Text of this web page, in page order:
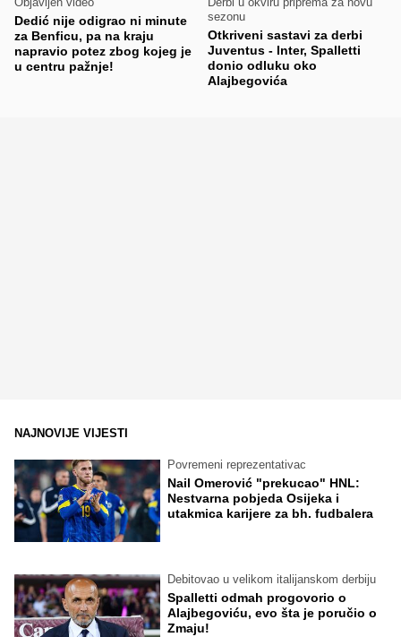
Dedić nije odigrao ni minute
za Benficu, pa na kraju
napravio potez zbog kojeg je
u centru pažnje!
sezonu
Otkriveni sastavi za derbi
Juventus - Inter, Spalletti
donio odluku oko
Alajbegovića
NAJNOVIJE VIJESTI
Povremeni reprezentativac
Nail Omerović "prekucao" HNL:
Nestvarna pobjeda Osijeka i
utakmica karijere za bh. fudbalera
Debitovao u velikom italijanskom derbiju
Spalletti odmah progovorio o
Alajbegoviću, evo šta je poručio o
Zmaju!